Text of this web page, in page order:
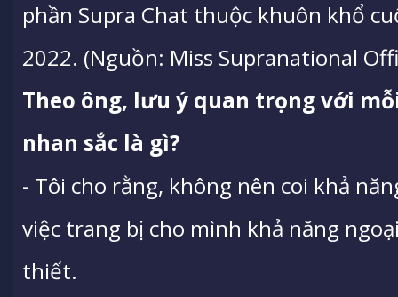
phần Supra Chat thuộc khuôn khổ
2022. (Nguồn: Miss Supranational
Theo ông, lưu ý quan trọng với
nhan sắc là gì?
- Tôi cho rằng, không nên coi khả
việc trang bị cho mình khả năng
thiết.